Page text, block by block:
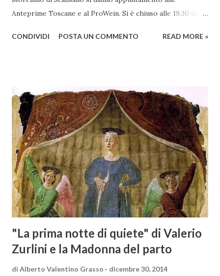
Anteprime Toscane e al ProWein. Si è chiuso alle 19.30 di
presso l’Hotel Regina di Vienna dalla società Wein & Kultur,
territorio maremmano: Consorzio Tutela Vini della
Maremma Toscana, del Montecucco e del Morellino di
Scansano. Scopo dell’iniziativa è stato quello di promuovere
le eccellenze vitivinicole della regione in Austria, un
mercato dove il potenziale di crescita è ancora molto alto,
assistendo i produttori nella creazione di contatti
commerciali con gli operatori locali. Gli organizzatori
dell’evento, Christian Bauer, austriaco ed esperto di vini e
conoscitore dei mercati di lingua tedes...
CONDIVIDI POSTA UN COMMENTO READ MORE »
"La prima notte di quiete" di Valerio
Zurlini e la Madonna del parto
di Alberto Valentino Grasso dicembre 30, 2014